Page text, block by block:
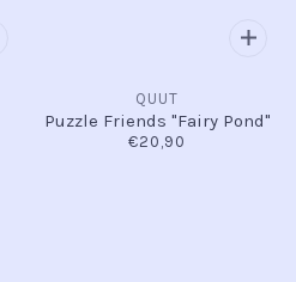
QUUT
Puzzle Friends "Fairy Pond"
€20,90